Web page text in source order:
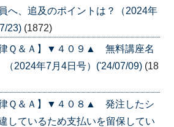
へ、追及のポイントは？（2024年
23) (1872)
律Ｑ＆Ａ】▼４０９▲ 無料講座名
（2024年7月4日号）('24/07/09) (18
律Ｑ＆Ａ】▼４０８▲ 発注したシ
しているため支払いを留保してい